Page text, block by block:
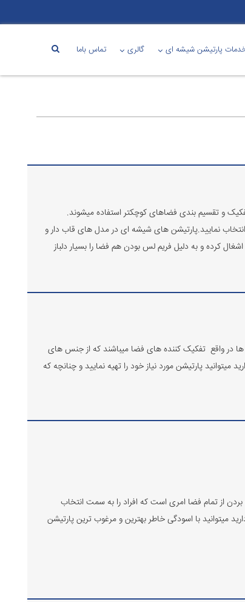
پارتیشن شیشه ای گالری تماس باما
و تقسیم بندی فضاهای کوچکتر استفاده میشوند.
نمایید.پارتیشن های شیشه ای در مدل های قاب دار و
کرده و به دلیل فریم لس بودن هم فضا را بسیار دلباز
در واقع تفکیک کننده های فضا میباشند که از جنس های
پارتیشن مورد نیاز خود را تهیه نمایید و چنانچه که
از تمام فضا امری است که افراد را به سمت انتخاب
با اسودگی خاطر بهترین و مرغوب ترین پارتیشن